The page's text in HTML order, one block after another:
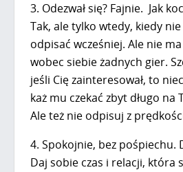
3. Odezwał się? Fajnie. Jak
Tak, ale tylko wtedy, kiedy nie
odpisać wcześniej. Ale nie
wobec siebie żadnych gier.
jeśli Cię zainteresował, to
każ mu czekać zbyt długo na
Ale też nie odpisuj z
4. Spokojnie, bez pośpiechu.
Daj sobie czas i relacji, która